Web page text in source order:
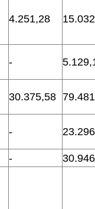
4.251,28
-
30.375,58
-
-